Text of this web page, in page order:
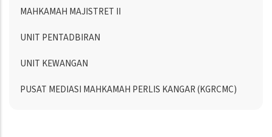
MAHKAMAH MAJISTRET II
UNIT PENTADBIRAN
UNIT KEWANGAN
PUSAT MEDIASI MAHKAMAH PERLIS KANGAR (KGRCMC)